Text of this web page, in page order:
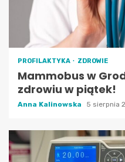
PROFILAKTYKA ZDROWIE
Mammobus w
zdrowiu w piątek!
Anna Kalinowska 5 sierpnia